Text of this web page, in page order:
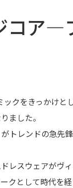
コア—
クをきっかけと
ました。
トレンドの急先
レスウェアがヴ
として時代を